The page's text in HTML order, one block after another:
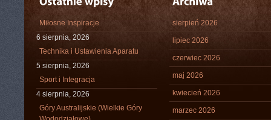
Miłosne Inspiracje
6 sierpnia, 2026
Technika i Ustawienia Aparatu
5 sierpnia, 2026
Sport i Integracja
4 sierpnia, 2026
Góry Australijskie (Wielkie Góry
sierpień 2026
lipiec 2026
czerwiec 2026
maj 2026
kwiecień 2026
marzec 2026